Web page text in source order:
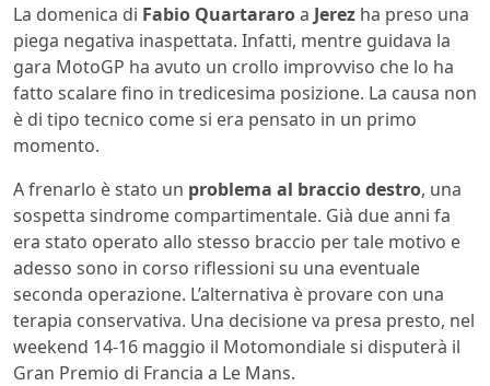
La domenica di Fabio Quartararoa Jerez ha preso una
piega negativa inaspettata. Infatti, mentre guidava la
gara MotoGP ha avuto un crollo improvviso che lo ha
fatto scalare fino in tredicesima posizione. La causa non
è di tipo tecnico come si era pensato in un primo
momento.
A frenarlo è stato un problema al braccio destro, una
sospetta sindrome compartimentale. Già due anni fa
era stato operato allo stesso braccio per tale motivo e
adesso sono in corso riflessioni su una eventuale
seconda operazione. L’alternativa è provare con una
terapia conservativa. Una decisione va presa presto, nel
weekend 14-16 maggio il Motomondiale si disputerà il
Gran Premio di Francia a Le Mans.